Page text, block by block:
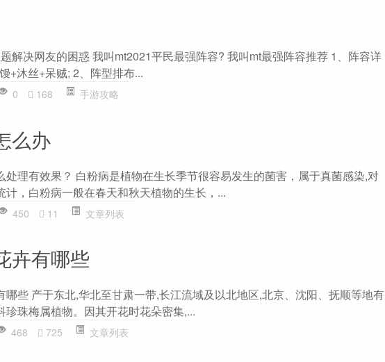
题解决网友的困惑 我叫mt2021平民最强阵容? 我叫mt最强阵容推荐 1、阵容详
+沐丝+呆贼; 2、阵型排布...
0 168 手游攻略
么办
处理有效果？ 白粉病是植物在生长季节很容易发生的菌害，属于真菌感染,对
计，白粉病一般在春天和秋天植物的生长，...
450 11 文章列表
卉有哪些
哪些 产于东北,华北至甘肃一带,长江流域及以北地区,北京、沈阳、抚顺等地有
珍珠梅属植物。因其开花时花朵密集,...
468 725 文章列表